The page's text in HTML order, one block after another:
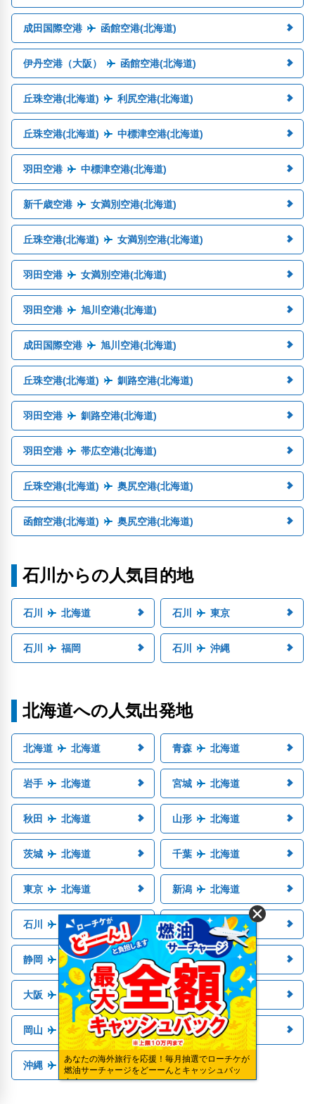
成田国際空港 函館空港(北海道)
伊丹空港（大阪） 函館空港(北海道)
丘珠空港(北海道) 利尻空港(北海道)
丘珠空港(北海道) 中標津空港(北海道)
羽田空港 中標津空港(北海道)
新千歳空港 女満別空港(北海道)
丘珠空港(北海道) 女満別空港(北海道)
羽田空港 女満別空港(北海道)
羽田空港 旭川空港(北海道)
成田国際空港 旭川空港(北海道)
丘珠空港(北海道) 釧路空港(北海道)
羽田空港 釧路空港(北海道)
羽田空港 帯広空港(北海道)
丘珠空港(北海道) 奥尻空港(北海道)
函館空港(北海道) 奥尻空港(北海道)
石川からの人気目的地
石川 北海道 石川 東京
石川 福岡 石川 沖縄
北海道への人気出発地
北海道 北海道 青森 北海道
岩手 北海道 宮城 北海道
秋田 北海道 山形 北海道
茨城 北海道 千葉 北海道
東京 北海道 新潟 北海道
石川 北海道 長野 北海道
静岡 北海道 愛知 北海道
大阪 北海道 兵庫 北海道
岡山 北海道 福岡 北海道
沖縄 北海道
あなたの海外旅行を応援！毎月抽選でローチケが
燃油サーチャージをどーーんとキャッシュバッ
ク！